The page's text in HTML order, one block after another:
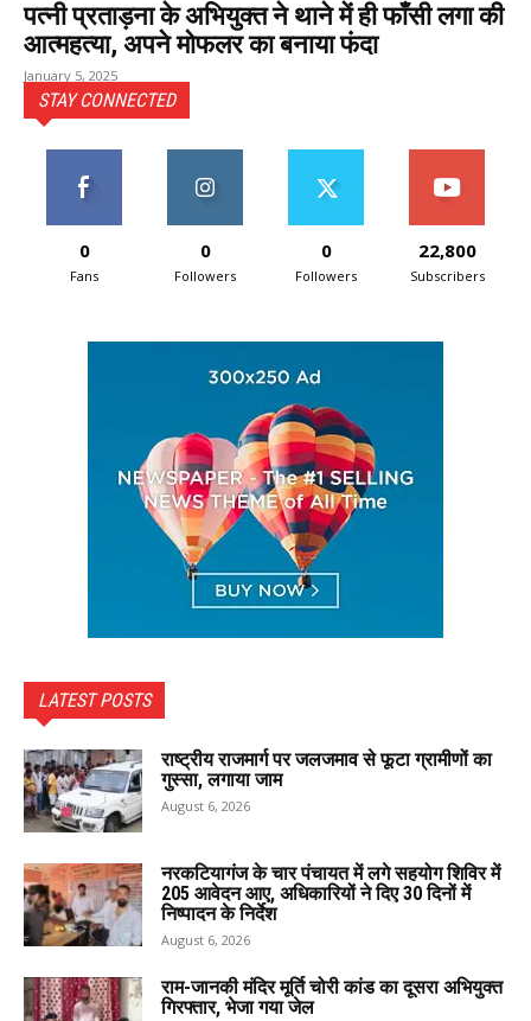
पत्नी प्रताड़ना के अभियुक्त ने थाने में ही फाँसी लगा की
आत्महत्या, अपने मोफलर का बनाया फंदा
January 5, 2025
STAY CONNECTED
0
Fans
0
Followers
0
Followers
22,800
Subscribers
LATEST POSTS
राष्ट्रीय राजमार्ग पर जलजमाव से फूटा ग्रामीणों का
गुस्सा, लगाया जाम
August 6, 2026
नरकटियागंज के चार पंचायत में लगे सहयोग शिविर में
205 आवेदन आए, अधिकारियों ने दिए 30 दिनों में
निष्पादन के निर्देश
August 6, 2026
राम-जानकी मंदिर मूर्ति चोरी कांड का दूसरा अभियुक्त
गिरफ्तार, भेजा गया जेल